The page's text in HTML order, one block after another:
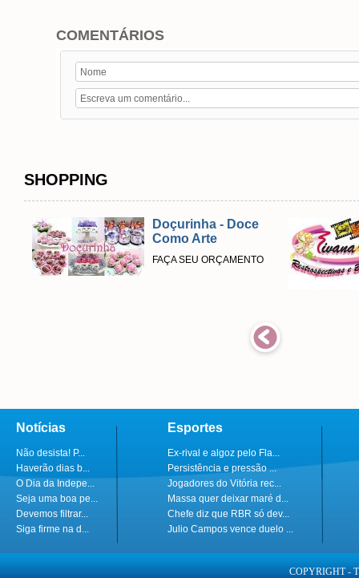
COMENTÁRIOS
SHOPPING
Doçurinha - Doce
Como Arte
FAÇA SEU ORÇAMENTO
Notícias
Não desista! P...
Haverão dias b...
O Dia da Indepe...
Seja uma boa pe...
Devemos filtrar...
Siga firme na d...
Esportes
Ex-rival e algoz pelo Fla...
Persistência e pressão ...
Jogadores do Vitória rec...
Massa quer deixar maré d...
Chefe diz que RBR só dev...
Julio Campos vence duelo ...
COPYRIGHT -